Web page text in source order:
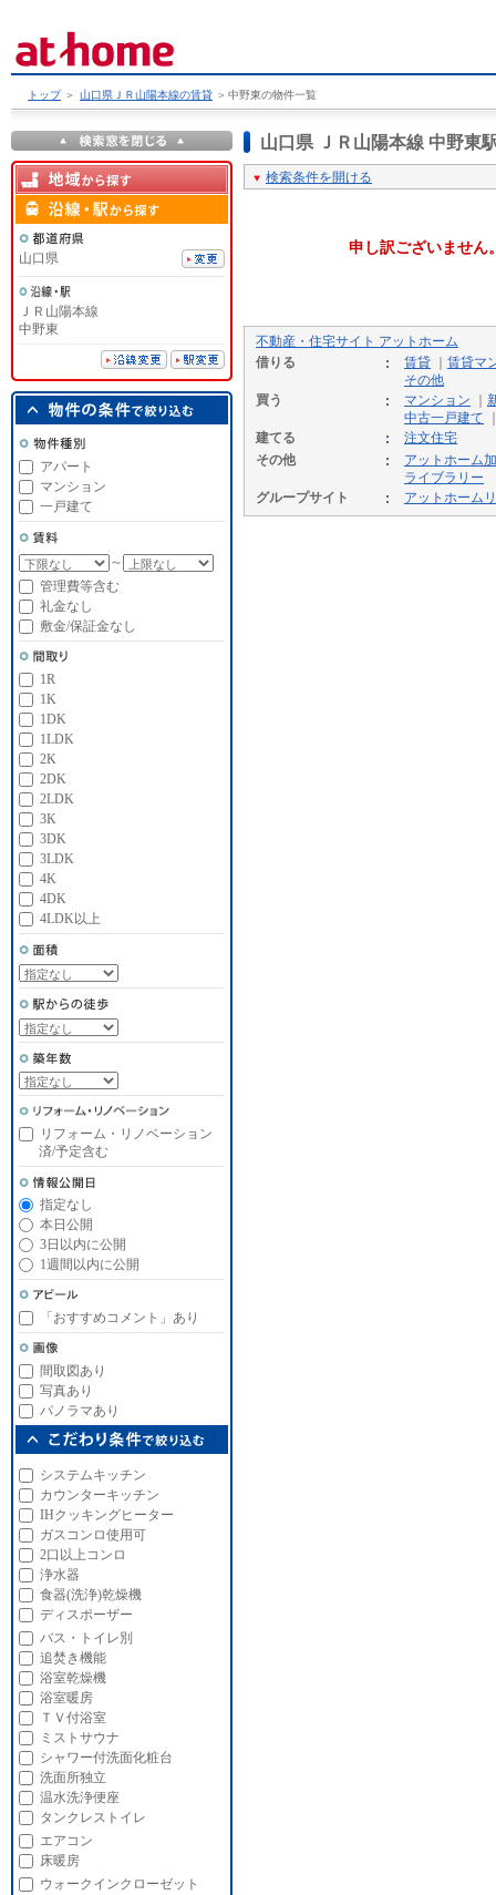
トップ ＞ 山口県ＪＲ山陽本線の賃貸 ＞ 中野東の物件一覧
山口県 ＪＲ山陽本線 中野東
検索条件を開ける
申し訳ございません
不動産・住宅サイト アットホーム
借りる
賃貸
賃貸マ
その他
買う
マンション
中古一戸建て
建てる
注文住宅
その他
アットホーム
ライブラリー
グループサイト
アットホーム
山口県
ＪＲ山陽本線
中野東
アパート
マンション
一戸建て
～
管理費等含む
礼金なし
敷金/保証金なし
1R
1K
1DK
1LDK
2K
2DK
2LDK
3K
3DK
3LDK
4K
4DK
4LDK以上
リフォーム・リノベーション
済/予定含む
指定なし
本日公開
3日以内に公開
1週間以内に公開
「おすすめコメント」あり
間取図あり
写真あり
パノラマあり
システムキッチン
カウンターキッチン
IHクッキングヒーター
ガスコンロ使用可
2口以上コンロ
浄水器
食器(洗浄)乾燥機
ディスポーザー
バス・トイレ別
追焚き機能
浴室乾燥機
浴室暖房
ＴＶ付浴室
ミストサウナ
シャワー付洗面化粧台
洗面所独立
温水洗浄便座
タンクレストイレ
エアコン
床暖房
ウォークインクローゼット